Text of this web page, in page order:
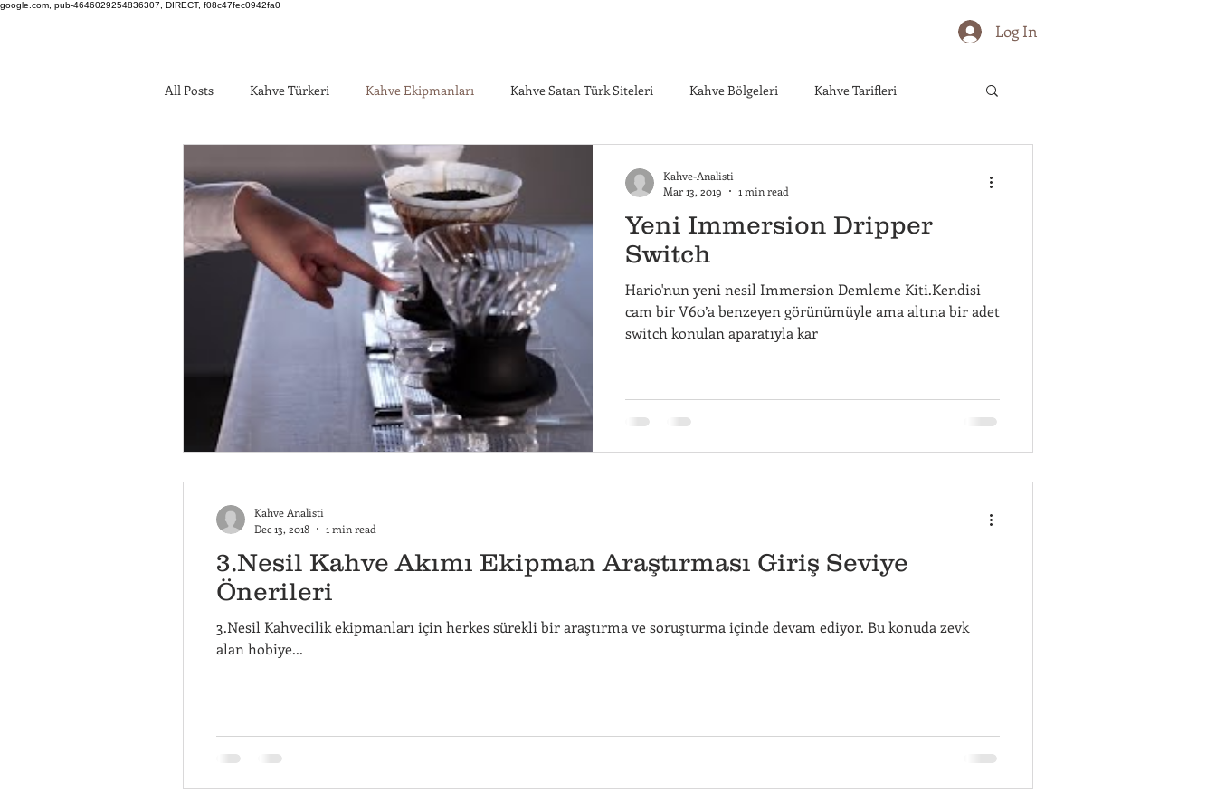
google.com, pub-4646029254836307, DIRECT, f08c47fec0942fa0
Log In
All Posts Kahve Türkeri Kahve Ekipmanları Kahve Satan Türk Siteleri Kahve Bölgeleri Kahve Tarifleri
Kahve ve Sağlık Kahve Tarihi
Kahve Satan Türk Siteleri Kahve ve Sağlık Kahve Ekipmanları
Yeni Immersion Dripper
Switch
Hario'nun yeni nesil Immersion Demleme Kiti.Kendisi
cam bir V60’a benzeyen görünümüyle ama altına bir adet
switch konulan aparatıyla kar
Kahve-Analisti
Mar 13, 2019
1 min read
3.Nesil Kahve Akımı Ekipman Araştırması Giriş Seviye
Önerileri
3.Nesil Kahvecilik ekipmanları için herkes sürekli bir araştırma ve soruşturma içinde devam ediyor. Bu konuda zevk
alan hobiye...
Kahve Analisti
Dec 13, 2018
1 min read